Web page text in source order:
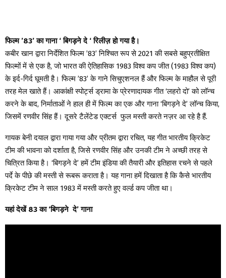
फिल्म ’83’ का गाना ‘ बिगड़ने दे ‘ रिलीज़ हो गया है।
कबीर खान द्वारा निर्देशित फिल्म ’83’ निश्चित रूप से 2021 की सबसे बहुप्रतीक्षित
फिल्मों में से एक है, जो भारत की ऐतिहासिक 1983 विश्व कप जीत (1983 विश्व कप)
के इर्द-गिर्द घूमती है। फिल्म ’83’ के गाने सिचुएशनल हैं और फिल्म के माहौल से पूरी
तरह मेल खाते हैं। आकांक्षी स्पोर्ट्स ड्रामा के प्रेरणादायक गीत ‘लहरो दो’ को लॉन्च
करने के बाद, निर्माताओं ने हाल ही में फिल्म का एक और गाना ‘बिगड़ने दे’ लॉन्च किया,
जिसमें रणवीर सिंह हैं। दूसरे टैलेंटेड एक्टर्स फुल मस्ती करते नज़र आ रहे है हैं.
गायक बेनी दयाल द्वारा गाया गया और प्रीतम द्वारा रचित, यह गीत भारतीय क्रिकेट
टीम की भावना को दर्शाता है, जिसे रणवीर सिंह और उनकी टीम ने अच्छी तरह से
चित्रित किया है। ‘बिगड़ने दे’ हमें टीम इंडिया की तैयारी और इतिहास रचने से पहले
पर्दे के पीछे की मस्ती से रूबरू कराता है। यह गाना हमें दिखाता है कि कैसे भारतीय
क्रिकेट टीम ने साल 1983 में मस्ती करते हुए वर्ल्ड कप जीता था।
यहां देखें 83 का ‘बिगड़ने दे’ गाना